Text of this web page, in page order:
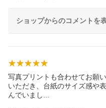
ショップからのコメントを
写真プリントも合わせてお願
いただき、台紙のサイズ感や
んでいま し